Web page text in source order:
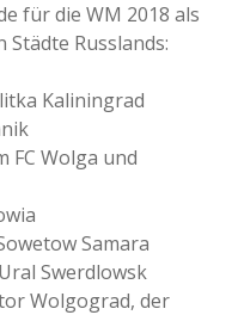
für die WM 2018 als
Russlands:
Kaliningrad
FC Wolga und
Samara
Swerdlowsk
Wolgograd, der